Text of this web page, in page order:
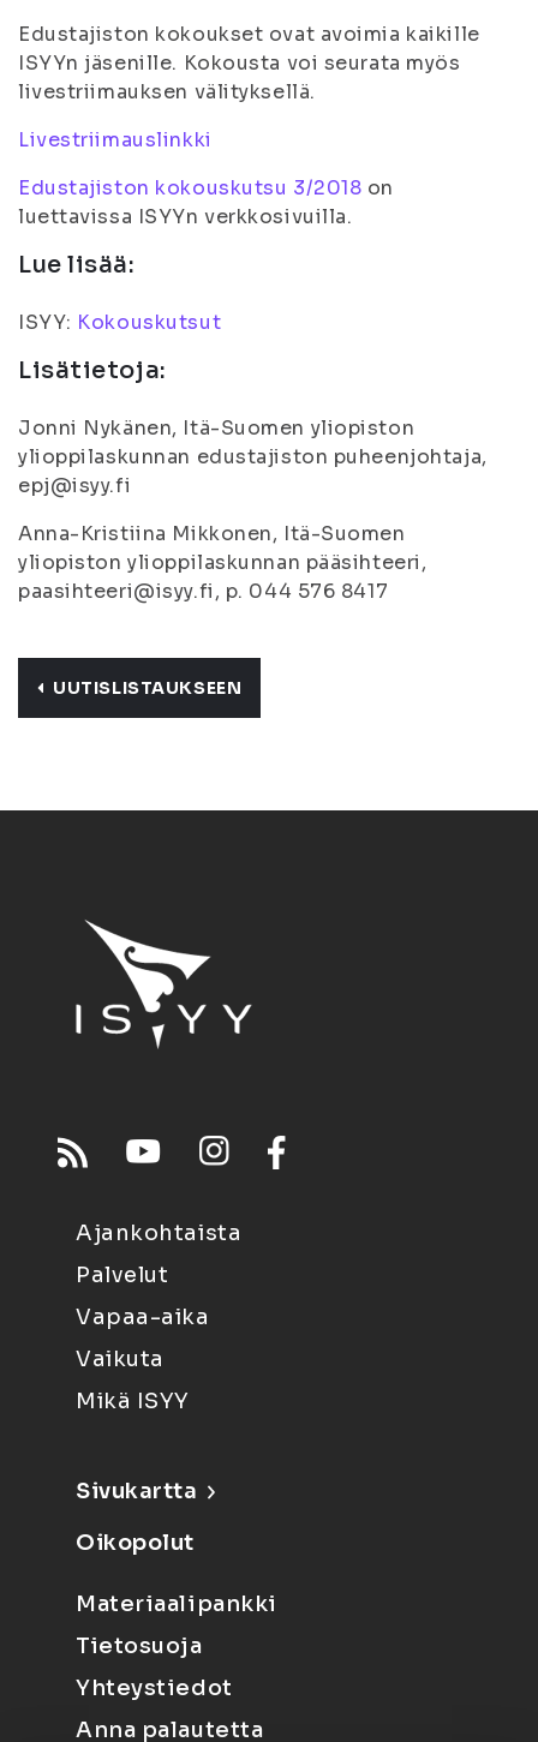
Edustajiston kokoukset ovat avoimia kaikille
ISYYn jäsenille. Kokousta voi seurata myös
livestriimauksen välityksellä.
Livestriimauslinkki
Edustajiston kokouskutsu 3/2018 on
luettavissa ISYYn verkkosivuilla.
Lue lisää:
ISYY: Kokouskutsut
Lisätietoja:
Jonni Nykänen, Itä-Suomen yliopiston
ylioppilaskunnan edustajiston puheenjohtaja,
epj@isyy.fi
Anna-Kristiina Mikkonen, Itä-Suomen
yliopiston ylioppilaskunnan pääsihteeri,
paasihteeri@isyy.fi, p. 044 576 8417
UUTISLISTAUKSEEN
Ajankohtaista
Palvelut
Vapaa-aika
Vaikuta
Mikä ISYY
Sivukartta
Oikopolut
Materiaalipankki
Tietosuoja
Yhteystiedot
Anna palautetta